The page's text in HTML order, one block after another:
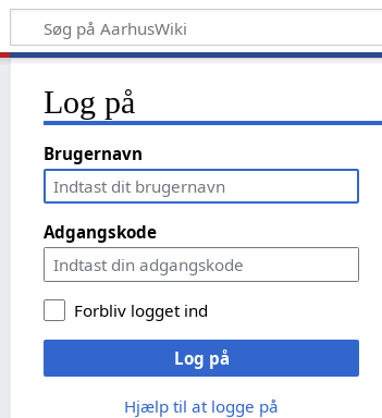
Log på
Brugernavn
Adgangskode
Forbliv logget ind
Log på
Hjælp til at logge på